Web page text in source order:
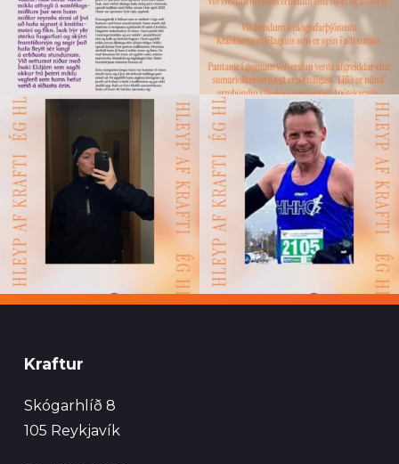
Kraftur
Skógarhlíð 8
105 Reykjavík